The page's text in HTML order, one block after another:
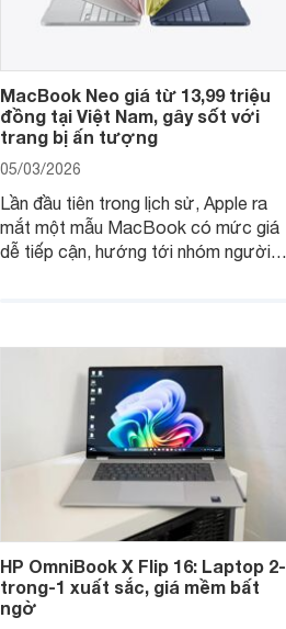
MacBook Neo giá từ 13,99 triệu
đồng tại Việt Nam, gây sốt với
trang bị ấn tượng
05/03/2026
Lần đầu tiên trong lịch sử, Apple ra
mắt một mẫu MacBook có mức giá
dễ tiếp cận, hướng tới nhóm người
hút sự quan tâm lớn từ thị trường.
HP OmniBook X Flip 16: Laptop 2-
trong-1 xuất sắc, giá mềm bất
ngờ